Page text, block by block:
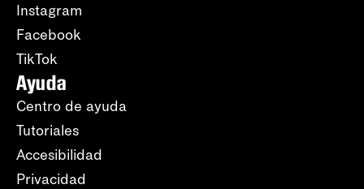
Instagram
Facebook
TikTok
Ayuda
Centro de ayuda
Tutoriales
Accesibilidad
Privacidad